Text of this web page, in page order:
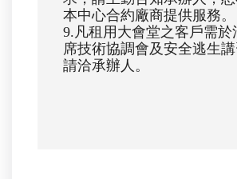
本中心合約廠商提供服務。
9.凡租用大會堂之客戶需於
席技術協調會及安全逃生
請洽承辦人。